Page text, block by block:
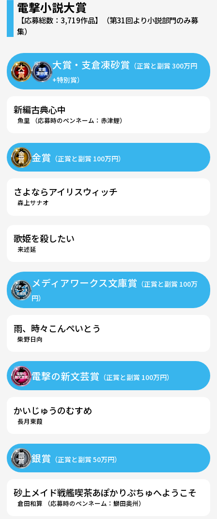
電撃小説大賞
【応募総数：3,719作品】（第31回より小説部門のみ募
集）
大賞・支倉凍砂賞 （正賞と副賞 300万円
+特別賞）
新編古典心中
魚里 （応募時のペンネーム：赤津鯉）
金賞 （正賞と副賞 100万円）
さよならアイリスウィッチ
森上サナオ
歌姫を殺したい
来述延
メディアワークス文庫賞 （正賞と副賞 100万
円）
雨、時々こんぺいとう
柴野日向
電撃の新文芸賞 （正賞と副賞 100万円）
かいじゅうのむすめ
長月東葭
銀賞 （正賞と副賞 50万円）
砂上メイド戦艦喫茶あぽかりぷちゅへようこそ
倉田和算 （応募時のペンネーム：鰤田奥州）